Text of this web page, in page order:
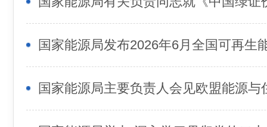
国家能源局主要负责人会见欧盟能源与